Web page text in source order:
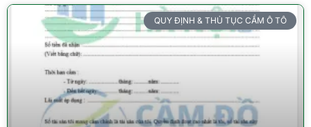
QUY ĐỊNH & THỦ TỤC CẦM Ô TÔ